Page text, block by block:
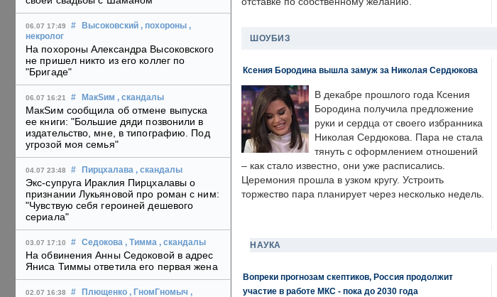
06.07 17:49 # Высоковский , похороны ,
некролог
На похороны Александра Высоковского
не пришел никто из его коллег по
"Бригаде"
06.07 16:21 # МакSим , скандалы
МакSим сообщила об отмене выпуска
ее книги: "Большие дяди позвонили в
издательство, мне, в типографию. Под
угрозой моя семья"
04.07 23:48 # Пирцхалава , скандалы
Экс-супруга Ираклия Пирцхалавы о
признании Лукьяновой про роман с ним:
"Чувствую себя героиней дешевого
сериала"
03.07 17:10 # Седокова , Тимма , скандалы
На обвинения Анны Седоковой в адрес
Яниса Тиммы ответила его первая жена
02.07 16:38 # Плющенко , ГномГномыч ,
ШОУБИЗ
Ксения Бородина вышла замуж за Николая Сердюкова
В декабре прошлого года Ксения
Бородина получила предложение
руки и сердца от своего избранника
Николая Сердюкова. Пара не стала
тянуть с оформлением отношений
– как стало известно, они уже расписались.
Церемония прошла в узком кругу. Устроить
торжество пара планирует через несколько недель.
НАУКА
Вопреки прогнозам скептиков, Россия продолжит
участие в работе МКС - пока до 2030 года